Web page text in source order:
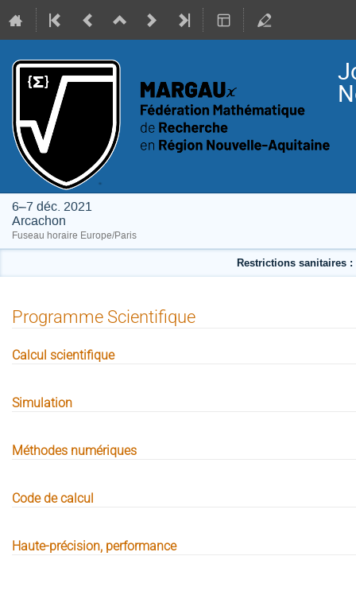
6–7 déc. 2021
Arcachon
Fuseau horaire Europe/Paris
Restrictions sanitaires
Programme Scientifique
Calcul scientifique
Simulation
Méthodes numériques
Code de calcul
Haute-précision, performance